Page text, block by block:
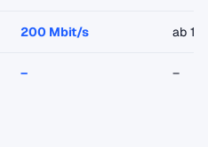
200 Mbit/s ab
– –